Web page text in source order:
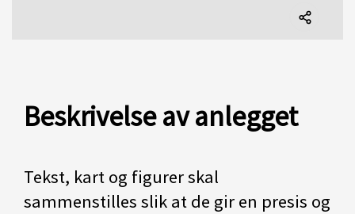
Beskrivelse av anlegget
Tekst, kart og figurer skal
sammenstilles slik at de gir en presis og